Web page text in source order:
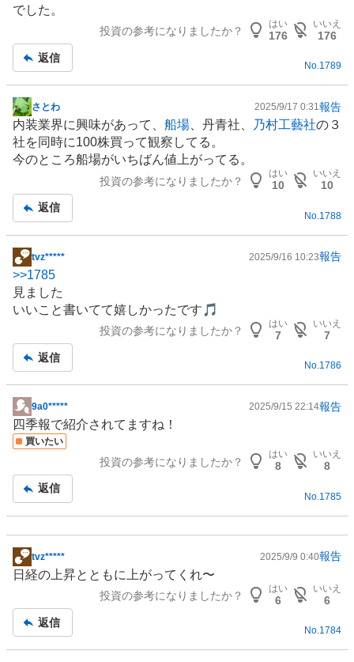
でした。
投資の参考になりましたか？
はい
176
いいえ
176
返信
No.1789
掲
示
板
記
さとわ 2025/9/17 0:31報告
内装業界に興味があって、 船場 、丹青社、 乃村工藝社の３
社を同時に100株買って観察してる。
今のところ船場がいちばん値上がってる。
投資の参考になりましたか？
はい
10
いいえ
10
返信
No. 1788
掲
示
板
記
tvz***** 2025/9/16 10:23報告
>>1785
見ました
いいこと書いてて嬉しかったです🎵
投資の参考になりましたか？
はい
7
いいえ
7
返信
No.1786
掲
示
板
9a0***** 2025/9/15 22:14報告
四季報で紹介されてますね！
買いたい
投資の参考になりましたか？
はい
8
いいえ
8
返信
No. 1785
掲
示
事
tvz***** 2025/9/9 0:40報告
日経の上昇とともに上がってくれ〜
投資の参考になりましたか？
はい
6
いいえ
6
返信
No.1784